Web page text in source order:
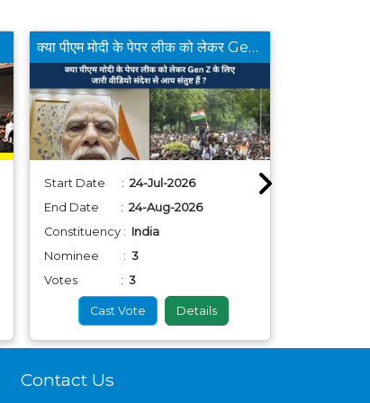
क्या पीएम मोदी के पेपर लीक को लेकर Gen Z के लिए जारी वीडियो संदेश से आप संतुष्ट हैं ?
Start Date : 24-Jul-2026
End Date : 24-Aug-2026
Constituency : India
Nominee : 3
Votes : 3
Cast Vote Details
Contact Us